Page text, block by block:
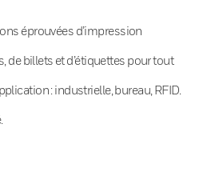
éprouvées d’impression
de billets et d’étiquettes pour tout
: industrielle, bureau, RFID.